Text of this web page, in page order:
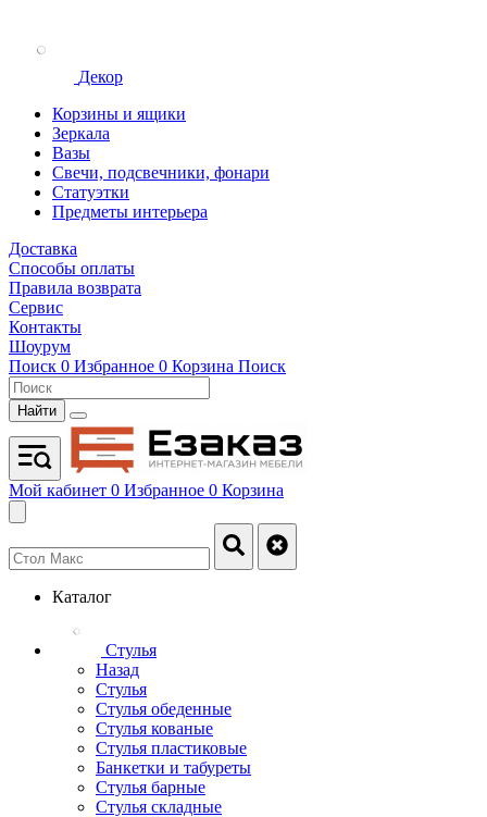
Декор
Корзины и ящики
Зеркала
Вазы
Свечи, подсвечники, фонари
Статуэтки
Предметы интерьера
Доставка
Способы оплаты
Правила возврата
Сервис
Контакты
Шоурум
Поиск 0 Избранное 0 Корзина Поиск
Найти
Мой кабинет 0 Избранное 0 Корзина
Каталог
Стулья
Назад
Стулья
Стулья обеденные
Стулья кованые
Стулья пластиковые
Банкетки и табуреты
Стулья барные
Стулья складные